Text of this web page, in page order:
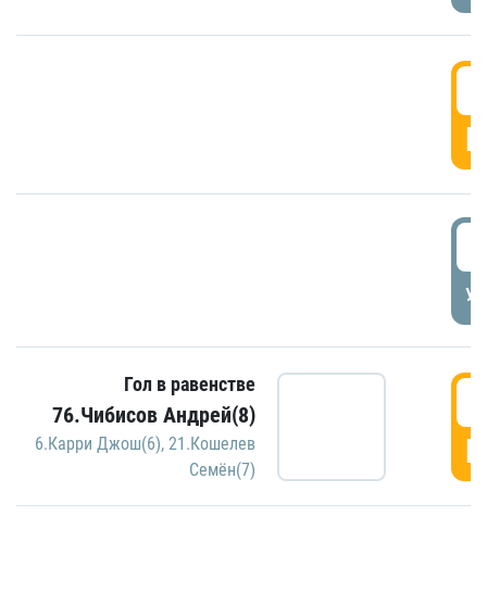
Гол в равенстве
76.Чибисов Андрей(8)
6.Карри Джош(6), 21.Кошелев
Семён(7)